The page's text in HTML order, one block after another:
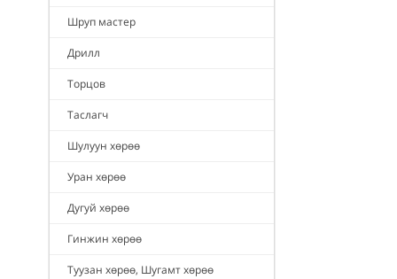
Шруп мастер
Дрилл
Торцов
Таслагч
Шулуун хөрөө
Уран хөрөө
Дугуй хөрөө
Гинжин хөрөө
Туузан хөрөө, Шугамт хөрөө